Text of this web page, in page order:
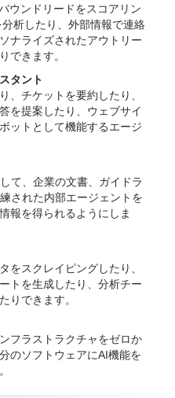
ウンドリードをスコアリン
析したり、外部情報で連絡
ナライズされたアウトリー
できます。
タント
、チケットを要約したり、
を提案したり、ウェブサイ
ットとして機能するエージ
て、企業の文書、ガイドラ
された内部エージェントを
報を得られるようにしま
をスクレイピングしたり、
トを生成したり、分析チー
りできます。
フラストラクチャをゼロか
のソフトウェアにAI機能を